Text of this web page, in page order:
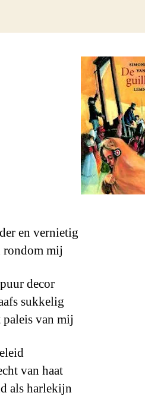
en vernietig
rondom mij
decor
sukkelig
van mij
van haat
als harlekijn